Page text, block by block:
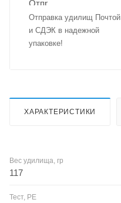
Отправка удилищ Почтой
и СДЭК в надежной
упаковке!
ХАРАКТЕРИСТИКИ
Вес удилища, гр
117
Тест, PE